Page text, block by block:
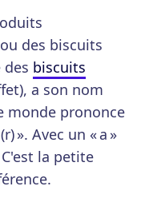
des biscuits
biscuits
a son nom
monde prononce
». Avec un « a »
la petite